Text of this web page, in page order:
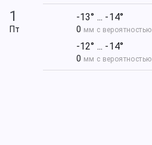
1
Пт
-13° ... -14°
0 мм с вероятностью
-12° ... -14°
0 мм с вероятностью